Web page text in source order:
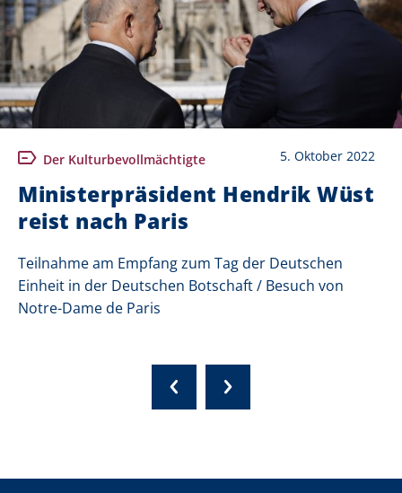
Der Kulturbevollmächtigte 5. Oktober 2022
Ministerpräsident Hendrik Wüst
reist nach Paris
Teilnahme am Empfang zum Tag der Deutschen
Einheit in der Deutschen Botschaft / Besuch von
Notre-Dame de Paris